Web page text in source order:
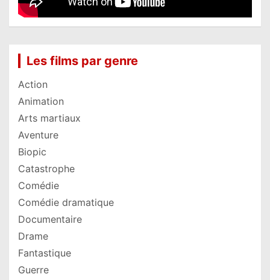
Les films par genre
Action
Animation
Arts martiaux
Aventure
Biopic
Catastrophe
Comédie
Comédie dramatique
Documentaire
Drame
Fantastique
Guerre